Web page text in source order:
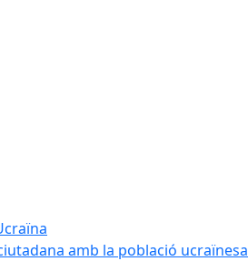
amb la població ucraïnesa